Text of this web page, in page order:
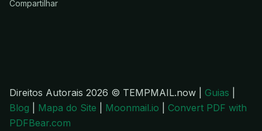
Compartilhar
Direitos Autorais 2026 © TEMPMAIL.now | Guias
Blog
Mapa do Site Moonmail.io
Convert PDF with
PDFBear.com